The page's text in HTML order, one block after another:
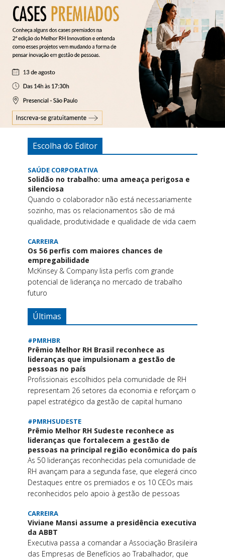
Escolha do Editor
SAÚDE CORPORATIVA
Solidão no trabalho: uma ameaça perigosa e
silenciosa
Quando o colaborador não está necessariamente
sozinho, mas os relacionamentos são de má
qualidade, produtividade e qualidade de vida caem
CARREIRA
Os 56 perfis com maiores chances de
empregabilidade
McKinsey & Company lista perfis com grande
potencial de liderança no mercado de trabalho
futuro
Últimas
#PMRHBR
Prêmio Melhor RH Brasil reconhece as
lideranças que impulsionam a gestão de
pessoas no país
Profissionais escolhidos pela comunidade de RH
representam 26 setores da economia e reforçam o
papel estratégico da gestão de capital humano
#PMRHSUDESTE
Prêmio Melhor RH Sudeste reconhece as
lideranças que fortalecem a gestão de
pessoas na principal região econômica do país
As 50 lideranças reconhecidas pela comunidade de
RH avançam para a segunda fase, que elegerá cinco
Destaques entre os premiados e os 10 CEOs mais
reconhecidos pelo apoio à gestão de pessoas
CARREIRA
Viviane Mansi assume a presidência executiva
da ABBT
Executiva passa a comandar a Associação Brasileira
das Empresas de Benefícios ao Trabalhador, que